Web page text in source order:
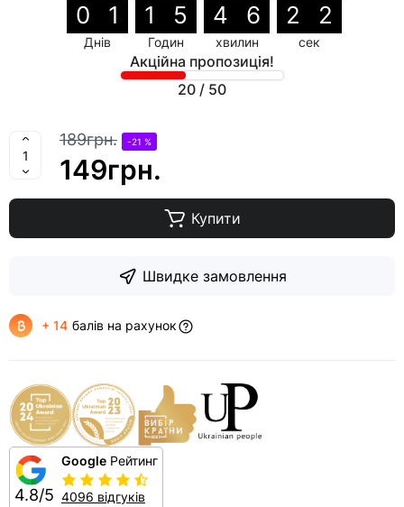
0 1
Днів
1 5
Годин
4 6
хвилин
2 1
сек
Акційна пропозиція!
20 / 50
189грн. -21 %
149грн.
Купити
Швидке замовлення
+ 14 балів на рахунок
4.8/5
Google Рейтинг
4096 відгуків